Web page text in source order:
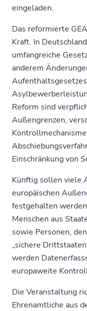
eingeladen.
Das reformierte
Kraft. In
umfangreiche
anderem
Reform sind
Außengrenzen,
Einschränkung von
Künftig sollen viele
europäischen
festgehalten
Menschen aus
sowie Personen,
„sichere
werden
europaweite
Die Veranstaltung
Ehrenamtliche aus